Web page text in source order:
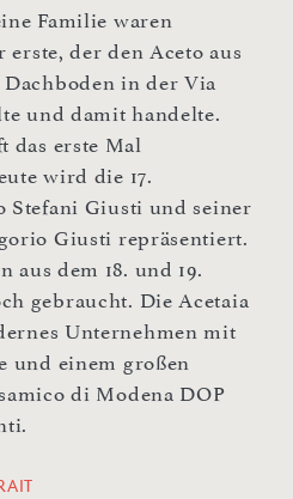
Familie waren
der den Aceto aus
Dachboden in der Via
und damit handelte.
das erste Mal
wird die 17.
Stefani Giusti und seiner
Giusti repräsentiert.
aus dem 18. und 19.
gebraucht. Die Acetaia
Unternehmen mit
und einem großen
di Modena DOP